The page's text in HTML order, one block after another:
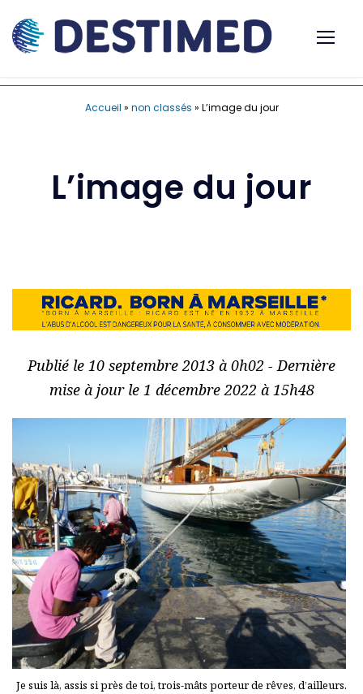
Accueil » non classés » L’image du jour
L’image du jour
Publié le 10 septembre 2013 à 0h02 - Dernière
mise à jour le 1 décembre 2022 à 15h48
Je suis là, assis si près de toi, trois-mâts porteur de rêves, d’ailleurs.